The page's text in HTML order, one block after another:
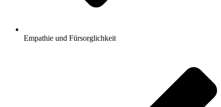
Empathie und Fürsorglichkeit